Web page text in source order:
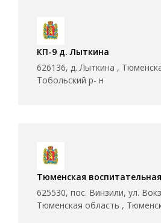
КП-9 д. Лыткина
626136, д. Лыткина ,
Тобольский р- н
Тюменская
625530, пос. Винзили, ул.
Тюменская область ,